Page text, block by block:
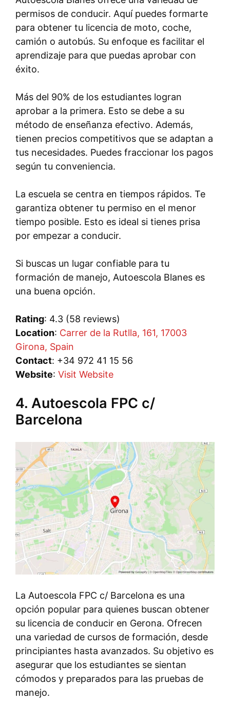
permisos de conducir. Aquí puedes formarte
para obtener tu licencia de moto, coche,
camión o autobús. Su enfoque es facilitar el
aprendizaje para que puedas aprobar con
éxito.
Más del 90% de los estudiantes logran
aprobar a la primera. Esto se debe a su
método de enseñanza efectivo. Además,
tienen precios competitivos que se adaptan a
tus necesidades. Puedes fraccionar los pagos
según tu conveniencia.
La escuela se centra en tiempos rápidos. Te
garantiza obtener tu permiso en el menor
tiempo posible. Esto es ideal si tienes prisa
por empezar a conducir.
Si buscas un lugar confiable para tu
formación de manejo, Autoescola Blanes es
una buena opción.
Rating: 4.3 (58 reviews)
Location: Carrer de la Rutlla, 161, 17003
Girona, Spain
Contact: +34 972 41 15 56
Website: Visit Website
4. Autoescola FPC c/
Barcelona
La Autoescola FPC c/ Barcelona es una
opción popular para quienes buscan obtener
su licencia de conducir en Gerona. Ofrecen
una variedad de cursos de formación, desde
principiantes hasta avanzados. Su objetivo es
asegurar que los estudiantes se sientan
cómodos y preparados para las pruebas de
manejo.